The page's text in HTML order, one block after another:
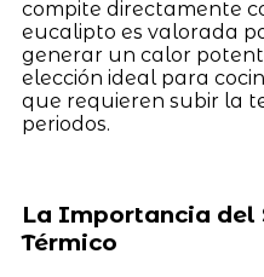
compite directamente
eucalipto es valorada
generar un calor
elección ideal para
que requieren subir la
periodos.
La Importancia del
Térmico